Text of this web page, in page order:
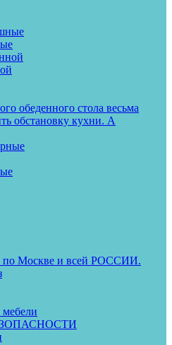
обеденного стола весьма
обстановку кухни. А
по Москве и всей РОССИИ.